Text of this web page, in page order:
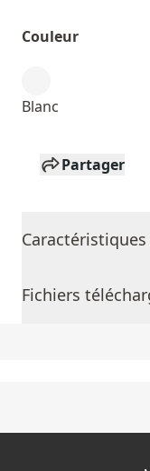
Couleur
Blanc
Partager
Fichiers